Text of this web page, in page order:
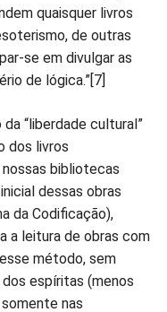
quaisquer livros
de outras
se em divulgar as
de lógica.”[7]
“liberdade cultural”
dos livros
bibliotecas
dessas obras
da Codificação),
a leitura de obras com
método, sem
espíritas (menos
nas